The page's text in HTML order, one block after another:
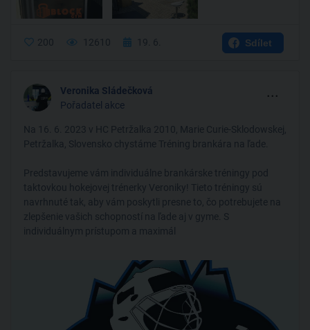
200 12610 19. 6. Sdílet
Veronika Sládečková
Pořadatel akce
...
Na 16. 6. 2023 v HC Petržalka 2010, Marie Curie-Sklodowskej,
Petržalka, Slovensko chystáme Tréning brankára na ľade.
Predstavujeme vám individuálne brankárske tréningy pod
taktovkou hokejovej trénerky Veroniky! Tieto tréningy sú
navrhnuté tak, aby vám poskytli presne to, čo potrebujete na
zlepšenie vašich schopností na ľade aj v gyme. S
individuálnym prístupom a maximál